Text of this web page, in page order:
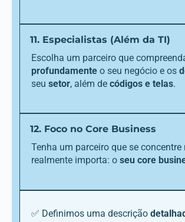
11. Especialistas (Além da TI)
Escolha um parceiro que
profundamente o seu negócio e os
seu setor, além de códigos e telas.
12. Foco no Core Business
Tenha um parceiro que se concentre
realmente importa: o seu core
✅ Definimos uma descrição